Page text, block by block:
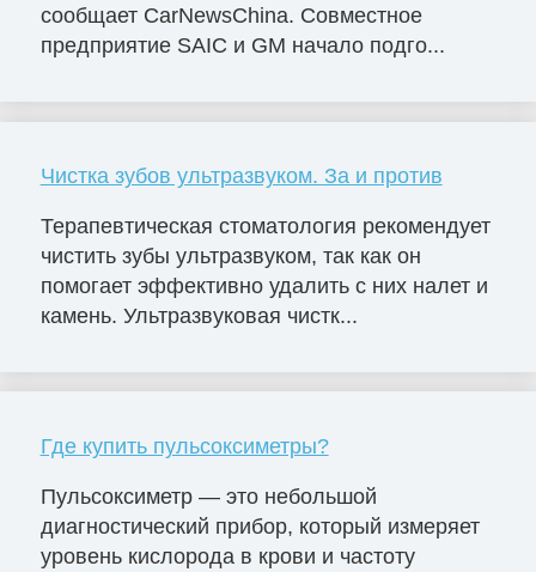
сообщает CarNewsChina. Совместное
предприятие SAIC и GM начало подго...
Чистка зубов ультразвуком. За и против
Терапевтическая стоматология рекомендует
чистить зубы ультразвуком, так как он
помогает эффективно удалить с них налет и
камень. Ультразвуковая чистк...
Где купить пульсоксиметры?
Пульсоксиметр — это небольшой
диагностический прибор, который измеряет
уровень кислорода в крови и частоту